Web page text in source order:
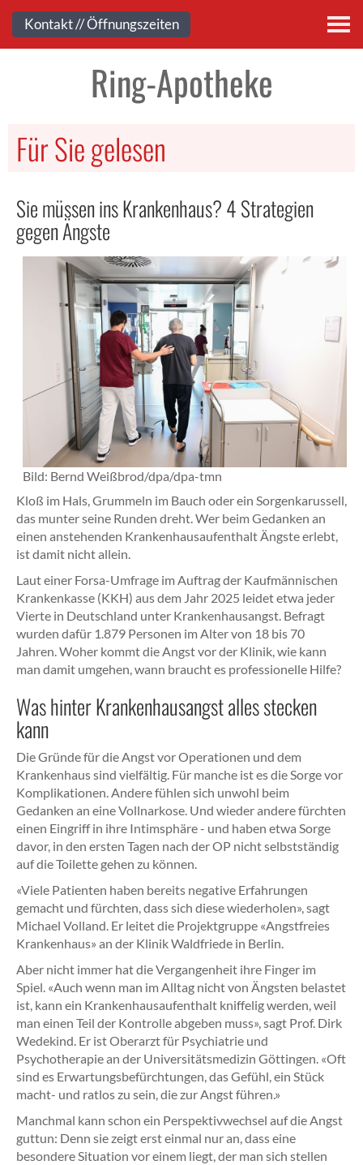
Kontakt
Ring-Apotheke
Für Sie gelesen
Sie müssen ins Krankenhaus? 4 Strategien
gegen Ängste
Bild: Bernd Weißbrod/dpa/dpa-tmn
Kloß im Hals, Grummeln im Bauch oder ein Sorgenkarussell,
das munter seine Runden dreht. Wer beim Gedanken an
einen anstehenden Krankenhausaufenthalt Ängste erlebt,
ist damit nicht allein.
Laut einer Forsa-Umfrage im Auftrag der Kaufmännischen
Krankenkasse (KKH) aus dem Jahr 2025 leidet etwa jeder
Vierte in Deutschland unter Krankenhausangst. Befragt
wurden dafür 1.879 Personen im Alter von 18 bis 70
Jahren. Woher kommt die Angst vor der Klinik, wie kann
man damit umgehen, wann braucht es professionelle Hilfe?
Was hinter Krankenhausangst alles stecken
kann
Die Gründe für die Angst vor Operationen und dem
Krankenhaus sind vielfältig. Für manche ist es die Sorge vor
Komplikationen. Andere fühlen sich unwohl beim
Gedanken an eine Vollnarkose. Und wieder andere fürchten
einen Eingriff in ihre Intimsphäre - und haben etwa Sorge
davor, in den ersten Tagen nach der OP nicht selbstständig
auf die Toilette gehen zu können.
«Viele Patienten haben bereits negative Erfahrungen
gemacht und fürchten, dass sich diese wiederholen», sagt
Michael Volland. Er leitet die Projektgruppe «Angstfreies
Krankenhaus» an der Klinik Waldfriede in Berlin.
Aber nicht immer hat die Vergangenheit ihre Finger im
Spiel. «Auch wenn man im Alltag nicht von Ängsten belastet
ist, kann ein Krankenhausaufenthalt kniffelig werden, weil
man einen Teil der Kontrolle abgeben muss», sagt Prof. Dirk
Wedekind. Er ist Oberarzt für Psychiatrie und
Psychotherapie an der Universitätsmedizin Göttingen. «Oft
sind es Erwartungsbefürchtungen, das Gefühl, ein Stück
macht- und ratlos zu sein, die zur Angst führen.»
Manchmal kann schon ein Perspektivwechsel auf die Angst
guttun: Denn sie zeigt erst einmal nur an, dass eine
besondere Situation vor einem liegt, der man sich stellen
Kontakt // Öffnungszeiten